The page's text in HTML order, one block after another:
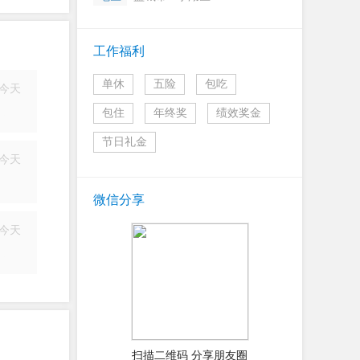
今天
今天
今天
工作福利
单休 五险 包吃
包住 年终奖 绩效奖金
节日礼金
微信分享
扫描二维码 分享朋友圈